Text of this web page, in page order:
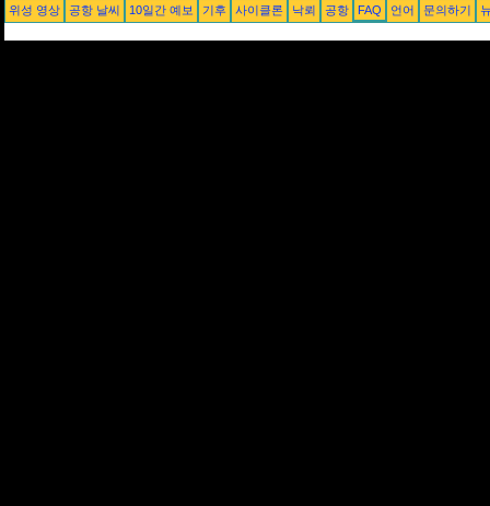
위성 영상
공항 날씨 10일간 예보 기후 사이클론 낙뢰 공항 FAQ 언어 문의하기